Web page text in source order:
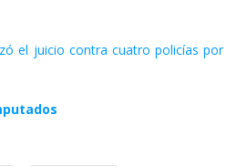
el juicio contra cuatro policías por